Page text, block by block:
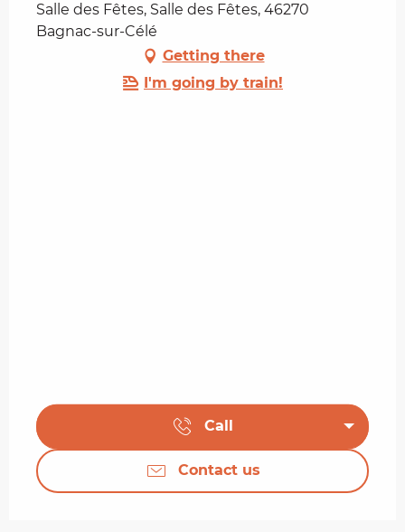
Salle des Fêtes, Salle des Fêtes, 46270
Bagnac-sur-Célé
Getting there
I'm going by train!
Call
Contact us